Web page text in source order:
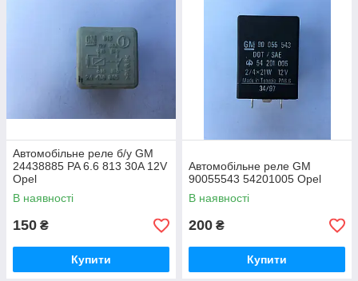
Автомобільне реле б/у GM
24438885 PA 6.6 813 30A 12V
Opel
В наявності
150 ₴
Купити
Автомобільне реле GM
90055543 54201005 Opel
В наявності
200 ₴
Купити